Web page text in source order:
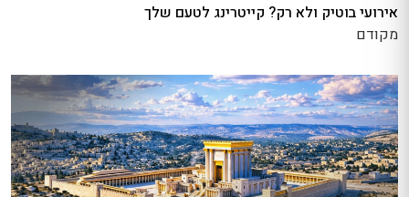
אירועי בוטיק ולא רק? קייטרינג לטעם שלך
מקודם